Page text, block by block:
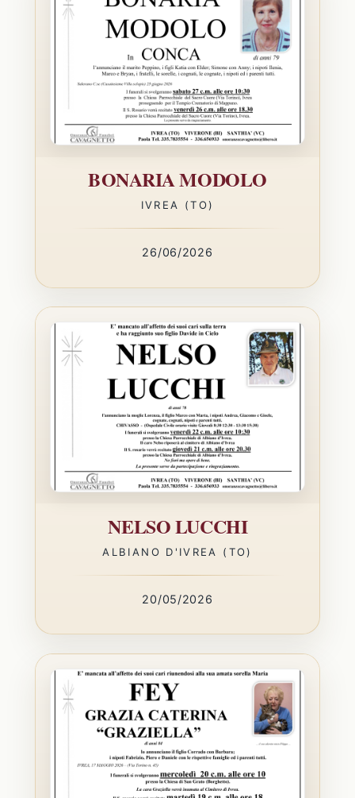
BONARIA MODOLO
IVREA (TO)
26/06/2026
NELSO LUCCHI
ALBIANO D'IVREA (TO)
20/05/2026